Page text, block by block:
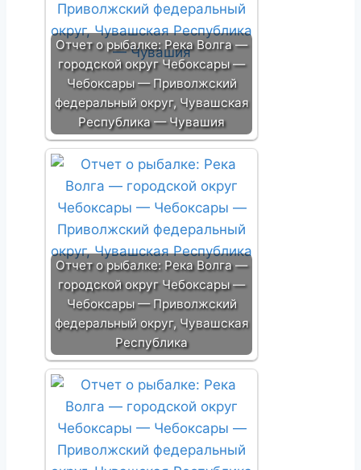
Отчет о рыбалке: Река Волга —
городской округ Чебоксары —
Чебоксары — Приволжский
федеральный округ, Чувашская
Республика — Чувашия
Отчет о рыбалке: Река Волга —
городской округ Чебоксары —
Чебоксары — Приволжский
федеральный округ, Чувашская
Республика